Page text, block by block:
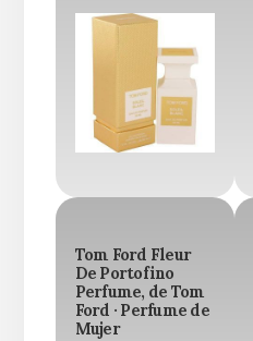
Tom Ford Fleur
De Portofino
Perfume, de Tom
Ford · Perfume de
Mujer